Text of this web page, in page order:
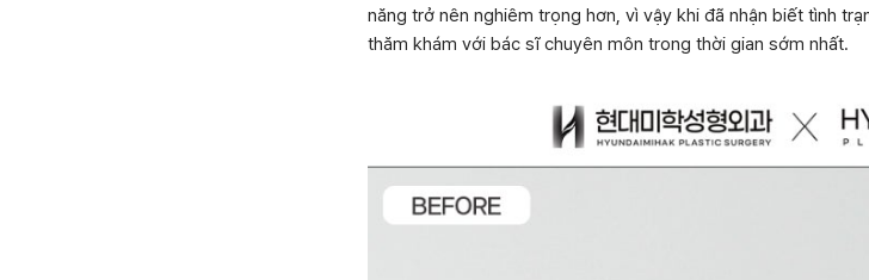
năng trở nên nghiêm trọng hơn, vì vậy khi đã nhận biết tình
thăm khám với bác sĩ chuyên môn trong thời gian sớm nhất.